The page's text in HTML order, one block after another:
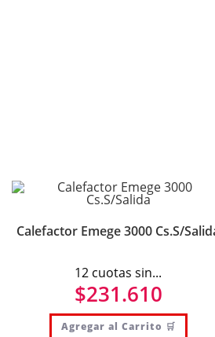
Calefactor Emege 3000 Cs.S/
12 cuotas sin...
$231.610
Agregar al Carrito 🛒